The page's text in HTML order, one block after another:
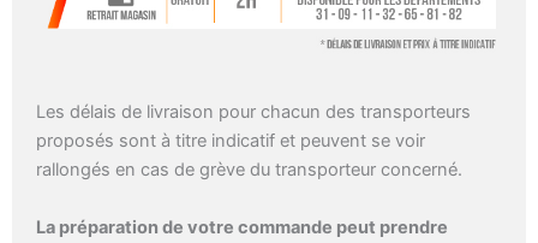
Les délais de livraison pour chacun des transporteurs
proposés sont à titre indicatif et peuvent se voir
rallongés en cas de grève du transporteur concerné.
La préparation de votre commande peut prendre